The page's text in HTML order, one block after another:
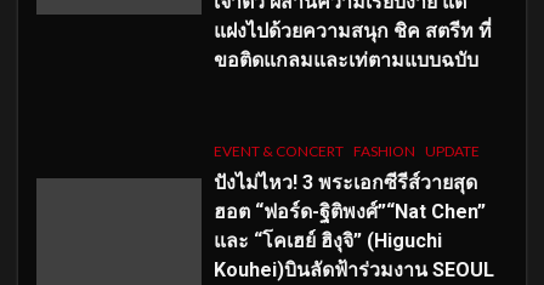
แฝงไปด้วยความสนุก ชิค สตรีท ที่
ขอติดแกลมและเท่ตามแบบฉบับ
EVENT & CONCERT FASHION UPDATE
ปังไม่ไหว! 3 พระเอกซีรีส์วายสุด
ฮอต “ฟอร์ด-ฐิติพงศ์”“Nat Chen”
และ “โคเฮย์ ฮิงุจิ” (Higuchi
Kouhei)บินลัดฟ้าร่วมงาน SEOUL